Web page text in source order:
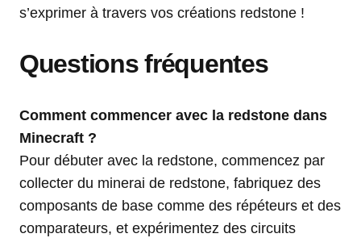
s’exprimer à travers vos créations redstone !
Questions fréquentes
Comment commencer avec la redstone dans
Minecraft ?
Pour débuter avec la redstone, commencez par
collecter du minerai de redstone, fabriquez des
composants de base comme des répéteurs et des
comparateurs, et expérimentez des circuits